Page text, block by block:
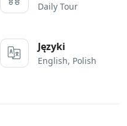
Daily Tour
Języki
English, Polish